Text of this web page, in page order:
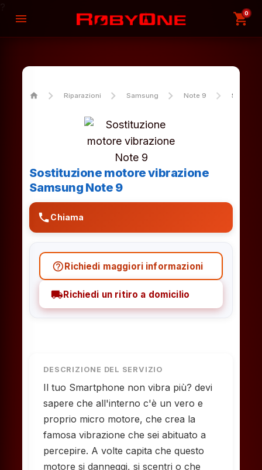
menu shopping_cart
0
home Riparazioni Samsung Note 9
Sostituzione motore vibrazione
Samsung Note 9
phoneChiama
help_outlineRichiedi maggiori informazioni
local_shippingRichiedi un ritiro a domicilio
DESCRIZIONE DEL SERVIZIO
Il tuo Smartphone non vibra più? devi
sapere che all'interno c'è un vero e
proprio micro motore, che crea la
famosa vibrazione che sei abituato a
percepire. A volte capita che questo
motore si danneggi, si scentri o che